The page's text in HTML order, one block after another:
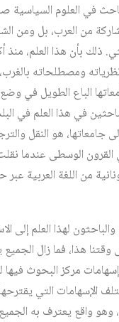
في العلوم السياسية
من العرب، بل ومن
ذلك بأن هذا العلم، منذ
ومصطلحاته
الباع الطويل في
في هذا العلم في
جامعاتها، هو النقل
الوسطى عندما
من اللغة العربية
لهذا العلم إلى
وقتنا هذا، فما زال
مركز البحوث
الإسهامات التي
وهو واقع يعترف به